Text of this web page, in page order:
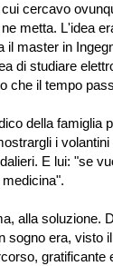
cercavo
metta. L'idea
il master in
di studiare
che il tempo
della famiglia
i
E lui: "se
alla soluzione.
sogno era, visto
gratificante